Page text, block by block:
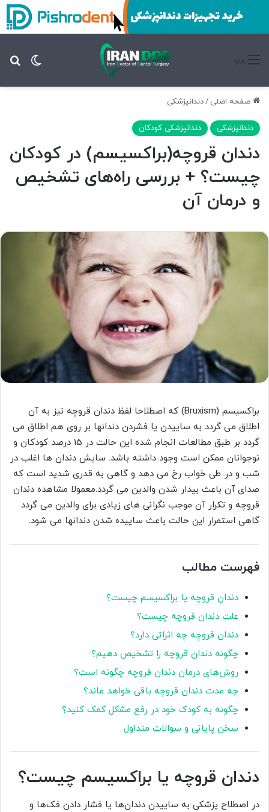
تغییر منو
صفحه اصلی /دندانپزشکی
دندانپزشکی دندانپزشکی کودکان
دندان قروچه(براکسیسم) در کودکان
چیست؟ + بررسی راه‌های تشخیص
و درمان آن
براکسیسم (Bruxism) که اصطلاحا لفظ دندان قروچه نیز به آن
اطلاق می گردد به ساییدن یا فشردن دندانها بر روی هم اطلاق می
گردد بر طبق مطالعات انجام شده این حالت در 15 درصد کودکان و
نوجوانان ممکن است وجود داشته باشد. سایش دندان ها اغلب در
شب و در طی خواب رخ می دهد و گاهی به قدری شدید است که
صدای آن باعث بیدار شدن والدین می گردد.معمولا مشاهده دندان
قروچه و تکرار آن موجب نگرانی های زیادی برای والدین می گردد.
گاهی استمرار این حالت باعث ساییده شدن دندانها می شود.
فهرست مطالب
دندان قروچه یا براکسیسم چیست؟
علت دندان قروچه چیست؟
دندان قروچه چه اثراتی دارد؟
چگونه دندان قروچه را تشخیص دهیم؟
روش‌های درمان دندان قروچه چگونه است؟
چه مدت دندان قروچه باقی خواهد ماند؟
چگونه به کودک خود در رفع مشکل کمک کنید؟
سخن پایانی و سوالات متداول
دندان قروچه یا براکسیسم چیست؟
در اصطلاح پزشکی به ساییدن دندان‌ها یا فشار دادن فک‌ها و